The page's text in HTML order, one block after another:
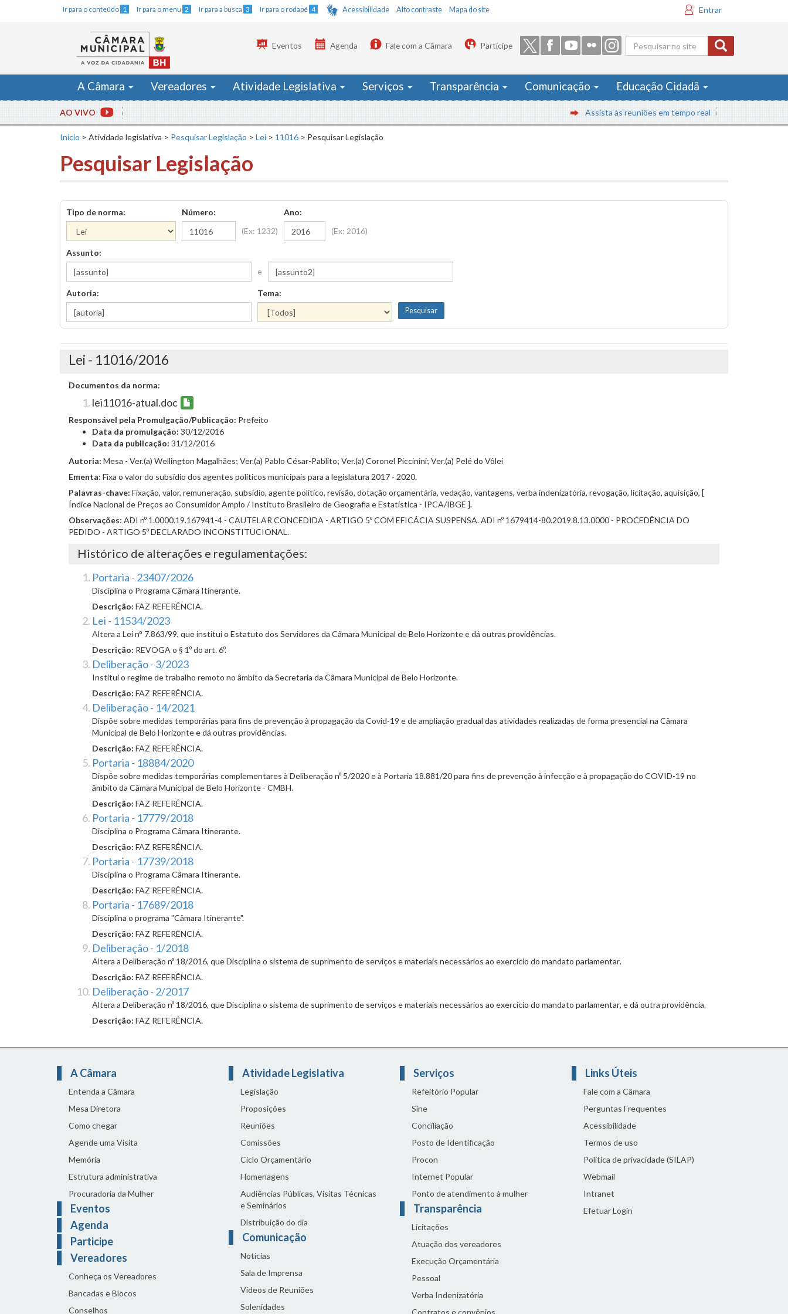
Ir para o conteúdo 1 Ir para o menu 2 Ir para a busca 3 Ir para o rodapé 4 Acessibilidade Alto contraste Mapa do site Entrar
Formulário
de busca
Eventos Agenda Fale com a Câmara Participe
A Câmara Vereadores Atividade Legislativa Serviços Transparência Comunicação Educação Cidadã
AO VIVO Assista às reuniões em tempo real
Início > Atividade legislativa > Pesquisar Legislação > Lei > 11016 > Pesquisar Legislação
Pesquisar Legislação
Tipo de norma:
Número:
(Ex: 1232)
Ano:
(Ex: 2016)
Assunto:
e
Autoria: Tema:
Lei - 11016/2016
Documentos da norma:
lei11016-atual.doc
Responsável pela Promulgação/Publicação: Prefeito
Data da promulgação: 30/12/2016
Data da publicação: 31/12/2016
Autoria: Mesa - Ver.(a) Wellington Magalhães; Ver.(a) Pablo César-Pablito; Ver.(a) Coronel Piccinini; Ver.(a) Pelé do Vôlei
Ementa: Fixa o valor do subsídio dos agentes políticos municipais para a legislatura 2017 - 2020.
Palavras-chave: Fixação, valor, remuneração, subsídio, agente político, revisão, dotação orçamentária, vedação, vantagens, verba indenizatória, revogação, licitação, aquisição, [
Índice Nacional de Preços ao Consumidor Amplo / Instituto Brasileiro de Geografia e Estatística - IPCA/IBGE ].
Observações: ADI nº 1.0000.19.167941-4 - CAUTELAR CONCEDIDA - ARTIGO 5º COM EFICÁCIA SUSPENSA. ADI nº 1679414-80.2019.8.13.0000 - PROCEDÊNCIA DO
PEDIDO - ARTIGO 5º DECLARADO INCONSTITUCIONAL.
Histórico de alterações e regulamentações:
Portaria - 23407/2026
Disciplina o Programa Câmara Itinerante.
Descrição: FAZ REFERÊNCIA.
Lei - 11534/2023
Altera a Lei n° 7.863/99, que institui o Estatuto dos Servidores da Câmara Municipal de Belo Horizonte e dá outras providências.
Descrição: REVOGA o § 1º do art. 6º.
Deliberação - 3/2023
Institui o regime de trabalho remoto no âmbito da Secretaria da Câmara Municipal de Belo Horizonte.
Descrição: FAZ REFERÊNCIA.
Deliberação - 14/2021
Dispõe sobre medidas temporárias para fins de prevenção à propagação da Covid-19 e de ampliação gradual das atividades realizadas de forma presencial na Câmara
Municipal de Belo Horizonte e dá outras providências.
Descrição: FAZ REFERÊNCIA.
Portaria - 18884/2020
Dispõe sobre medidas temporárias complementares à Deliberação nº 5/2020 e à Portaria 18.881/20 para fins de prevenção à infecção e à propagação do COVID-19 no
âmbito da Câmara Municipal de Belo Horizonte - CMBH.
Descrição: FAZ REFERÊNCIA.
Portaria - 17779/2018
Disciplina o Programa Câmara Itinerante.
Descrição: FAZ REFERÊNCIA.
Portaria - 17739/2018
Disciplina o Programa Câmara Itinerante.
Descrição: FAZ REFERÊNCIA.
Portaria - 17689/2018
Disciplina o programa "Câmara Itinerante".
Descrição: FAZ REFERÊNCIA.
Deliberação - 1/2018
Altera a Deliberação nº 18/2016, que Disciplina o sistema de suprimento de serviços e materiais necessários ao exercício do mandato parlamentar.
Descrição: FAZ REFERÊNCIA.
Deliberação - 2/2017
Altera a Deliberação nº 18/2016, que Disciplina o sistema de suprimento de serviços e materiais necessários ao exercício do mandato parlamentar, e dá outra providência.
Descrição: FAZ REFERÊNCIA.
A Câmara
Entenda a Câmara
Mesa Diretora
Como chegar
Agende uma Visita
Memória
Estrutura administrativa
Procuradoria da Mulher
Eventos
Agenda
Participe
Vereadores
Conheça os Vereadores
Bancadas e Blocos
Conselhos
Atividade Legislativa
Legislação
Proposições
Reuniões
Comissões
Ciclo Orçamentário
Homenagens
Audiências Públicas, Visitas Técnicas
e Seminários
Distribuição do dia
Comunicação
Notícias
Sala de Imprensa
Vídeos de Reuniões
Solenidades
Serviços
Refeitório Popular
Sine
Conciliação
Posto de Identificação
Procon
Internet Popular
Ponto de atendimento à mulher
Transparência
Licitações
Atuação dos vereadores
Execução Orçamentária
Pessoal
Verba Indenizatória
Links Úteis
Fale com a Câmara
Perguntas Frequentes
Acessibilidade
Termos de uso
Política de privacidade (SILAP)
Webmail
Intranet
Efetuar Login